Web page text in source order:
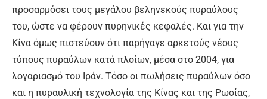
προσαρμόσει τους μεγάλου βεληνεκούς πυραύλους
του, ώστε να φέρουν πυρηνικές κεφαλές. Και για την
Κίνα όμως πιστεύουν ότι παρήγαγε αρκετούς νέους
τύπους πυραύλων κατά πλοίων, μέσα στο 2004, για
λογαριασμό του Ιράν. Τόσο οι πωλήσεις πυραύλων όσο
και η πυραυλική τεχνολογία της Κίνας και της Ρωσίας,